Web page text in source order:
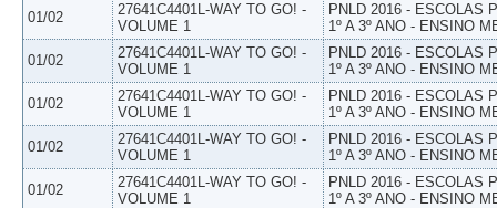
01/02
27641C4401L-WAY TO GO! -
VOLUME 1
PNLD 2016 - ESCOLAS
1º A 3º ANO - ENSINO
01/02
27641C4401L-WAY TO GO! -
VOLUME 1
PNLD 2016 - ESCOLAS
1º A 3º ANO - ENSINO
01/02
27641C4401L-WAY TO GO! -
VOLUME 1
PNLD 2016 - ESCOLAS
1º A 3º ANO - ENSINO
01/02
27641C4401L-WAY TO GO! -
VOLUME 1
PNLD 2016 - ESCOLAS
1º A 3º ANO - ENSINO
01/02
27641C4401L-WAY TO GO! -
VOLUME 1
PNLD 2016 - ESCOLAS
1º A 3º ANO - ENSINO